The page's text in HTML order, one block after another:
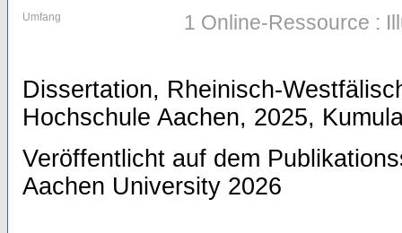
Umfang 1 Online-Ressource :
Dissertation, Rheinisch-
Hochschule Aachen, 2025,
Veröffentlicht auf dem
Aachen University 2026